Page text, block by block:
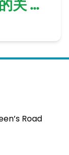
关 …
Road